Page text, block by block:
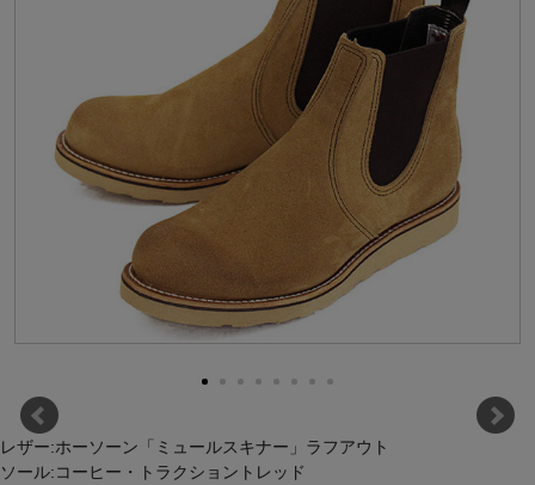
レザー:ホーソーン「ミュールスキナー」ラフアウト
ソール:コーヒー・トラクショントレッド